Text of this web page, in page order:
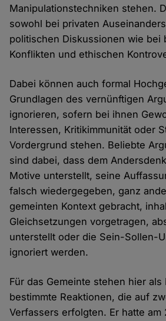
Manipulationstechniken stehen.
sowohl bei privaten
politischen Diskussionen wie bei
Konflikten und ethischen
Dabei können auch formal
Grundlagen des vernünftigen
ignorieren, sofern bei ihnen
Interessen, Kritikimmunität oder
Vordergrund stehen. Beliebte
sind dabei, dass dem
Motive unterstellt, seine
falsch wiedergegeben, ganz
gemeinten Kontext gebracht,
Gleichsetzungen vorgetragen,
unterstellt oder die Sein-Sollen-
ignoriert werden.
Für das Gemeinte stehen hier
bestimmte Reaktionen, die auf
Verfassers erfolgten. Er hatte am